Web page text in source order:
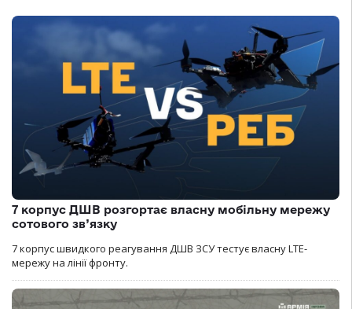
7 корпус ДШВ розгортає власну мобільну мережу
сотового зв’язку
7 корпус швидкого реагування ДШВ ЗСУ тестує власну LTE-
мережу на лінії фронту.